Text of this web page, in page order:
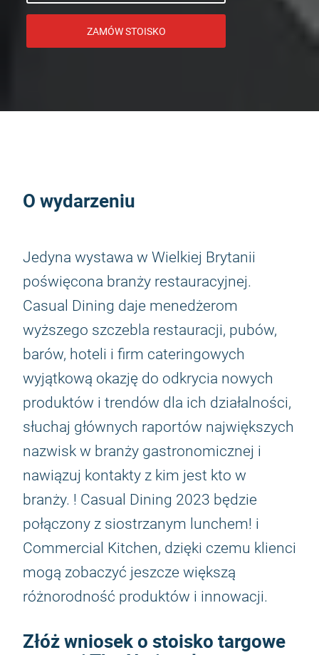
ZAMÓW STOISKO
O wydarzeniu
Jedyna wystawa w Wielkiej Brytanii
poświęcona branży restauracyjnej.
Casual Dining daje menedżerom
wyższego szczebla restauracji, pubów,
barów, hoteli i firm cateringowych
wyjątkową okazję do odkrycia nowych
produktów i trendów dla ich działalności,
słuchaj głównych raportów największych
nazwisk w branży gastronomicznej i
nawiązuj kontakty z kim jest kto w
branży. ! Casual Dining 2023 będzie
połączony z siostrzanym lunchem! i
Commercial Kitchen, dzięki czemu klienci
mogą zobaczyć jeszcze większą
różnorodność produktów i innowacji.
Złóż wniosek o stoisko targowe